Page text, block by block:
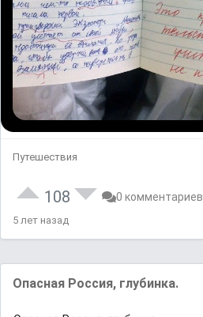
Путешествия
108 0 комментариев
5 лет назад
Опасная Россия, глубинка.